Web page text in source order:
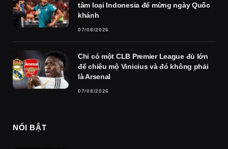
tâm loại Indonesia để mừng ngày Quốc
khánh
07/08/2026
Chỉ có một CLB Premier League đủ lớn
để chiêu mộ Vinicius và đó không phải
là Arsenal
07/08/2026
NỔI BẬT